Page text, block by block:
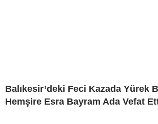
Balıkesir’deki Feci Kazada Yürek
Hemşire Esra Bayram Ada Vefat